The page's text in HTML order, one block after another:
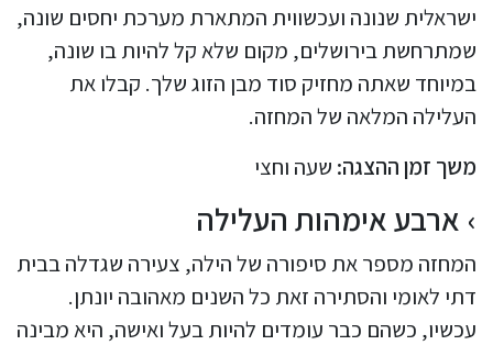
ישראלית שנונה ועכשווית המתארת מערכת יחסים שונה,
שמתרחשת בירושלים, מקום שלא קל להיות בו שונה,
במיוחד שאתה מחזיק סוד מבן הזוג שלך. קבלו את
העלילה המלאה של המחזה.
משך זמן ההצגה: שעה וחצי
ארבע אימהות העלילה
המחזה מספר את סיפורה של הילה, צעירה שגדלה בבית
דתי לאומי והסתירה זאת כל השנים מאהובה יונתן.
עכשיו, כשהם כבר עומדים להיות בעל ואישה, היא מבינה